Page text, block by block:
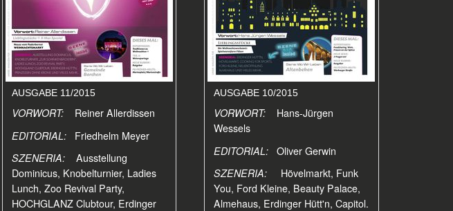
AUSGABE 11/2015
VORWORT:
Reiner Allerdissen
EDITORIAL:
Friedhelm Meyer
SZENERIA: Ausstellung
Dominicus, Knobelturnier, Ladies
Lunch, Zoo Revival Party,
HOCHGLANZ Clubtour, Erdinger
AUSGABE 10/2015
VORWORT:
Hans-Jürgen
Wessels
EDITORIAL: Oliver Gerwin
SZENERIA:
Hövelmarkt, Funk
You, Ford Kleine, Beauty Palace,
Almehaus, Erdinger Hütt'n, Capitol.